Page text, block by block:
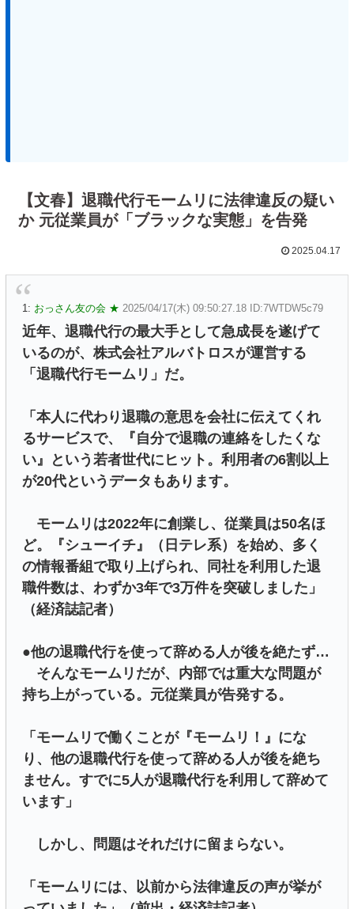
【文春】退職代行モームリに法律違反の疑い
か 元従業員が「ブラックな実態」を告発
2025.04.17
1: おっさん友の会 ★ 2025/04/17(木) 09:50:27.18 ID:7WTDW5c79
近年、退職代行の最大手として急成長を遂げて
いるのが、株式会社アルバトロスが運営する
「退職代行モームリ」だ。
「本人に代わり退職の意思を会社に伝えてくれ
るサービスで、『自分で退職の連絡をしたくな
い』という若者世代にヒット。利用者の6割以上
が20代というデータもあります。
モームリは2022年に創業し、従業員は50名ほ
ど。『シューイチ』（日テレ系）を始め、多く
の情報番組で取り上げられ、同社を利用した退
職件数は、わずか3年で3万件を突破しました」
（経済誌記者）
●他の退職代行を使って辞める人が後を絶たず…
そんなモームリだが、内部では重大な問題が
持ち上がっている。元従業員が告発する。
「モームリで働くことが『モームリ！』にな
り、他の退職代行を使って辞める人が後を絶ち
ません。すでに5人が退職代行を利用して辞めて
います」
しかし、問題はそれだけに留まらない。
「モームリには、以前から法律違反の声が挙が